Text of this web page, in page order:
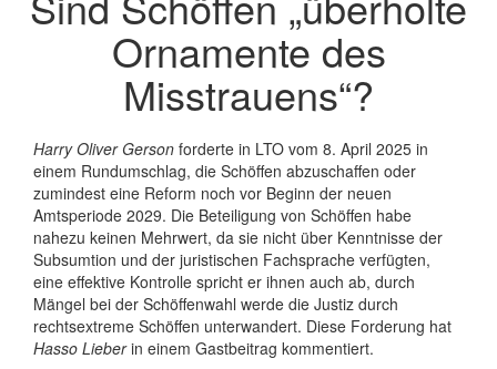
Ornamente des
Misstrauens“?
Harry Oliver Gerson forderte in LTO vom 8. April 2025 in
einem Rundumschlag, die Schöffen abzuschaffen oder
zumindest eine Reform noch vor Beginn der neuen
Amtsperiode 2029. Die Beteiligung von Schöffen habe
nahezu keinen Mehrwert, da sie nicht über Kenntnisse der
Subsumtion und der juristischen Fachsprache verfügten,
eine effektive Kontrolle spricht er ihnen auch ab, durch
Mängel bei der Schöffenwahl werde die Justiz durch
rechtsextreme Schöffen unterwandert. Diese Forderung hat
Hasso Lieberin einem Gastbeitrag kommentiert.